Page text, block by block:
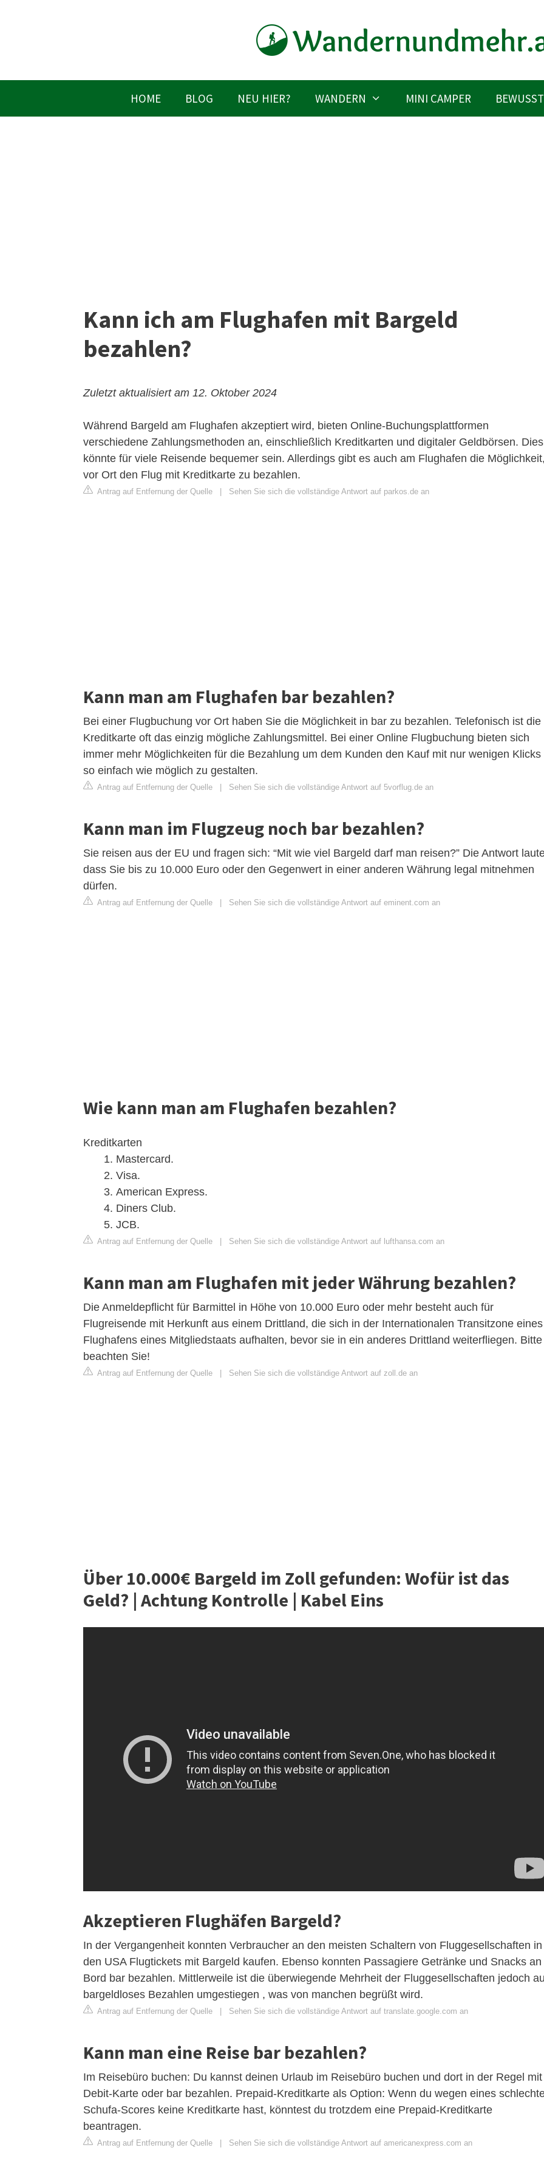
HOME BLOG NEU HIER? WANDERN MINI CAMPER
Kann ich am Flughafen mit Bargeld
bezahlen?
Zuletzt aktualisiert am 12. Oktober 2024
Während Bargeld am Flughafen akzeptiert wird, bieten Online-Buchungsplattformen
verschiedene Zahlungsmethoden an, einschließlich Kreditkarten und digitaler Geldbörsen. Dies
könnte für viele Reisende bequemer sein. Allerdings gibt es auch am Flughafen die
vor Ort den Flug mit Kreditkarte zu bezahlen.
Antrag auf Entfernung der Quelle Sehen Sie sich die vollständige Antwort auf parkos.de an
Kann man am Flughafen bar bezahlen?
Bei einer Flugbuchung vor Ort haben Sie die Möglichkeit in bar zu bezahlen. Telefonisch ist die
Kreditkarte oft das einzig mögliche Zahlungsmittel. Bei einer Online Flugbuchung bieten sich
immer mehr Möglichkeiten für die Bezahlung um dem Kunden den Kauf mit nur wenigen Klicks
so einfach wie möglich zu gestalten.
Antrag auf Entfernung der Quelle Sehen Sie sich die vollständige Antwort auf 5vorflug.de an
Kann man im Flugzeug noch bar bezahlen?
Sie reisen aus der EU und fragen sich: “Mit wie viel Bargeld darf man reisen?” Die Antwort
dass Sie bis zu 10.000 Euro oder den Gegenwert in einer anderen Währung legal mitnehmen
dürfen.
Antrag auf Entfernung der Quelle Sehen Sie sich die vollständige Antwort auf eminent.com an
Wie kann man am Flughafen bezahlen?
Kreditkarten
Mastercard.
Visa.
American Express.
Diners Club.
JCB.
Antrag auf Entfernung der Quelle Sehen Sie sich die vollständige Antwort auf lufthansa.com an
Kann man am Flughafen mit jeder Währung bezahlen?
Die Anmeldepflicht für Barmittel in Höhe von 10.000 Euro oder mehr besteht auch für
Flugreisende mit Herkunft aus einem Drittland, die sich in der Internationalen Transitzone eines
Flughafens eines Mitgliedstaats aufhalten, bevor sie in ein anderes Drittland weiterfliegen. Bitte
beachten Sie!
Antrag auf Entfernung der Quelle Sehen Sie sich die vollständige Antwort auf zoll.de an
Über 10.000€ Bargeld im Zoll gefunden: Wofür ist das
Geld? | Achtung Kontrolle | Kabel Eins
Akzeptieren Flughäfen Bargeld?
In der Vergangenheit konnten Verbraucher an den meisten Schaltern von Fluggesellschaften in
den USA Flugtickets mit Bargeld kaufen. Ebenso konnten Passagiere Getränke und Snacks an
Bord bar bezahlen. Mittlerweile ist die überwiegende Mehrheit der Fluggesellschaften jedoch
bargeldloses Bezahlen umgestiegen , was von manchen begrüßt wird.
Antrag auf Entfernung der Quelle | Sehen Sie sich die vollständige Antwort auf translate.google.com an
Kann man eine Reise bar bezahlen?
Im Reisebüro buchen: Du kannst deinen Urlaub im Reisebüro buchen und dort in der Regel mit
Debit-Karte oder bar bezahlen. Prepaid-Kreditkarte als Option: Wenn du wegen eines
Schufa-Scores keine Kreditkarte hast, könntest du trotzdem eine Prepaid-Kreditkarte
beantragen.
Antrag auf Entfernung der Quelle | Sehen Sie sich die vollständige Antwort auf americanexpress.com an